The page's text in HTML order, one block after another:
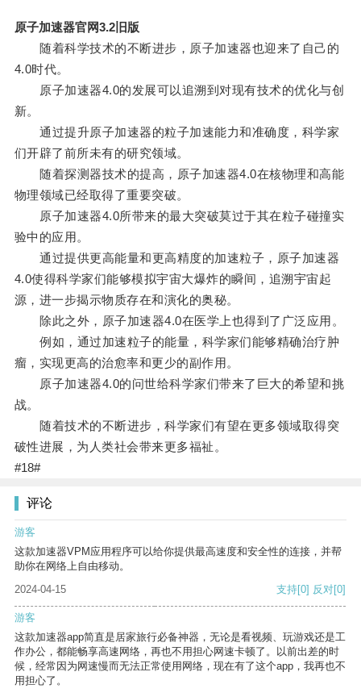
原子加速器官网3.2旧版
随着科学技术的不断进步，原子加速器也迎来了自己的
4.0时代。
原子加速器4.0的发展可以追溯到对现有技术的优化与创
新。
通过提升原子加速器的粒子加速能力和准确度，科学家
们开辟了前所未有的研究领域。
随着探测器技术的提高，原子加速器4.0在核物理和高能
物理领域已经取得了重要突破。
原子加速器4.0所带来的最大突破莫过于其在粒子碰撞实
验中的应用。
通过提供更高能量和更高精度的加速粒子，原子加速器
4.0使得科学家们能够模拟宇宙大爆炸的瞬间，追溯宇宙起
源，进一步揭示物质存在和演化的奥秘。
除此之外，原子加速器4.0在医学上也得到了广泛应用。
例如，通过加速粒子的能量，科学家们能够精确治疗肿
瘤，实现更高的治愈率和更少的副作用。
原子加速器4.0的问世给科学家们带来了巨大的希望和挑
战。
随着技术的不断进步，科学家们有望在更多领域取得突
破性进展，为人类社会带来更多福祉。
#18#
评论
游客
这款加速器VPM应用程序可以给你提供最高速度和安全性的连接，并帮
助你在网络上自由移动。
2024-04-15
支持[0] 反对[0]
游客
这款加速器app简直是居家旅行必备神器，无论是看视频、玩游戏还是工
作办公，都能畅享高速网络，再也不用担心网速卡顿了。以前出差的时
候，经常因为网速慢而无法正常使用网络，现在有了这个app，我再也不
用担心了。